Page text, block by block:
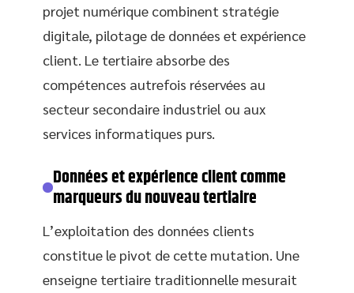
projet numérique combinent stratégie
digitale, pilotage de données et expérience
client. Le tertiaire absorbe des
compétences autrefois réservées au
secteur secondaire industriel ou aux
services informatiques purs.
Données et expérience client comme
marqueurs du nouveau tertiaire
L’exploitation des données clients
constitue le pivot de cette mutation. Une
enseigne tertiaire traditionnelle mesurait